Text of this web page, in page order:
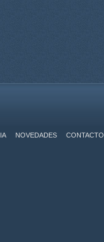
NOVEDADES CONTACTO